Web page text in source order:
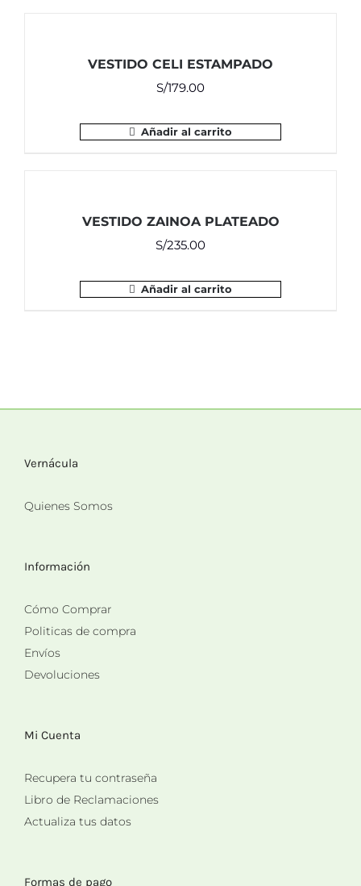
VESTIDO CELI ESTAMPADO
S/179.00
Añadir al carrito
VESTIDO ZAINOA PLATEADO
S/235.00
Añadir al carrito
Vernácula
Quienes Somos
Información
Cómo Comprar
Politicas de compra
Envíos
Devoluciones
Mi Cuenta
Recupera tu contraseña
Libro de Reclamaciones
Actualiza tus datos
Formas de pago